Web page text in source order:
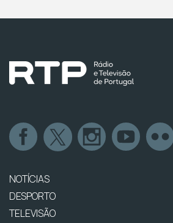
NOTÍCIAS
DESPORTO
TELEVISÃO